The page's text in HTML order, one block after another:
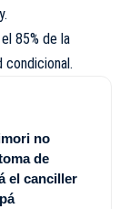
85% de la
no
de
el canciller